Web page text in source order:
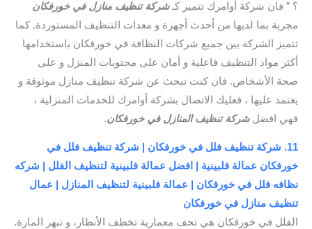
؟ ” فان شركة أوامرك تتميز كـشركة تنظيف منازل في خورفكان
مجربة بما لديها من أحدث أجهزة و معدات التنظيف المستوردة. كما
تتميز الشركة بين جميع شركات النظافة في خورفكان باستخدامها
أكثر مواد التنظيف فاعلية و أمان على محتويات المنزل و على
صحة الأشخاص. فان كنت تبحث عن شركة تنظيف منازل موثوقة و
يعتمد عليها ، فعليك الاتصال بشركة أوامرك للخدمات المنزلية ،
فهي افضلشركة تنظيف المنازل في خورفكان.
11. شركة تنظيف فلل في خورفكان | شركة تنظيف فلل في
خورفكان عمالة فلبينية | افضل عمالة فلبينية لتنظيف الفلل | شركه
نظافه فلل في خورفكان | عمالة فلبينية لتنظيف المنازل | عمال
تنظيف منازل في خورفكان
الفلل في خورفكان هي تحف معمارية تخطف الأنظار، و تبهر المارة.